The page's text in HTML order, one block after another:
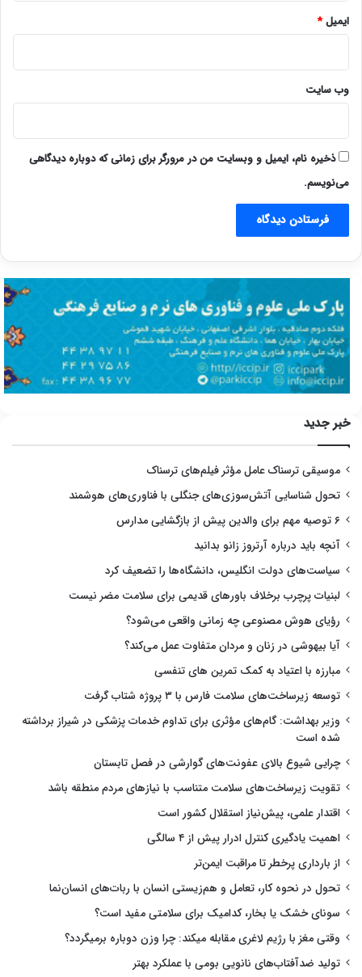
ایمیل*
وب‌ سایت
ذخیره نام، ایمیل و وبسایت من در مرورگر برای زمانی که دوباره دیدگاهی
می‌نویسم.
خبر جدید
موسیقی ترسناک عامل مؤثر فیلم‌های ترسناک
تحول شناسایی آتش‌سوزی‌های جنگلی با فناوری‌های هوشمند
۶ توصیه مهم برای والدین پیش از بازگشایی مدارس
آنچه باید درباره آرتروز زانو بدانید
سیاست‌های دولت انگلیس، دانشگاه‌ها را تضعیف کرد
لبنیات پرچرب برخلاف باورهای قدیمی برای سلامت مضر نیست
رؤیای هوش مصنوعی چه زمانی واقعی می‌شود؟
آیا بیهوشی در زنان و مردان متفاوت عمل می‌کند؟
مبارزه با اعتیاد به کمک تمرین های تنفسی
توسعه زیرساخت‌های سلامت فارس با ۳ پروژه شتاب گرفت
وزیر بهداشت: گام‌های مؤثری برای تداوم خدمات پزشکی در شیراز برداشته
شده است
چرایی شیوع بالای عفونت‌های گوارشی در فصل تابستان
تقویت زیرساخت‌های سلامت متناسب با نیازهای مردم منطقه باشد
اقتدار علمی، پیش‌نیاز استقلال کشور است
اهمیت یادگیری کنترل ادرار پیش از ۴ سالگی
از بارداری پرخطر تا مراقبت ایمن‌تر
تحول در نحوه کار، تعامل و هم‌زیستی انسان با ربات‌های انسان‌نما
سونای خشک یا بخار، کدامیک برای سلامتی مفید است؟
وقتی مغز با رژیم لاغری مقابله میکند: چرا وزن دوباره برمیگردد؟
تولید ضدآفتاب‌های نانویی بومی با عملکرد بهتر